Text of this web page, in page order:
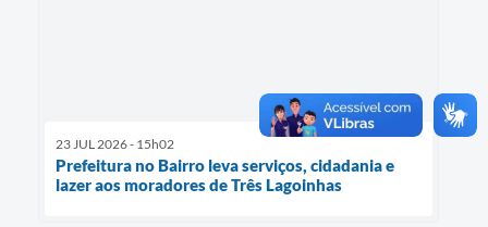
23 JUL 2026 - 15h02
Prefeitura no Bairro leva serviços, cidadania e
lazer aos moradores de Três Lagoinhas